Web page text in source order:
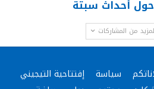
حول أحداث سبتة
من المشاركات
سياسة
إفتتاحية التيجيني